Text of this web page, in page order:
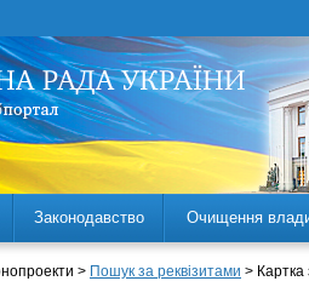
Законодавство Очищення
> Пошук за реквізитами > Картка